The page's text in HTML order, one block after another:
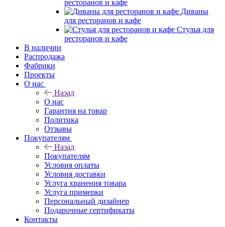
ресторанов и кафе
Диваны
для ресторанов и кафе
Стулья для
ресторанов и кафе
В наличии
Распродажа
Фабрики
Проекты
О нас
Назад
О нас
Гарантия на товар
Политика
Отзывы
Покупателям
Назад
Покупателям
Условия оплаты
Условия доставки
Услуга хранения товара
Услуга примерки
Персональный дизайнер
Подарочные сертификаты
Контакты